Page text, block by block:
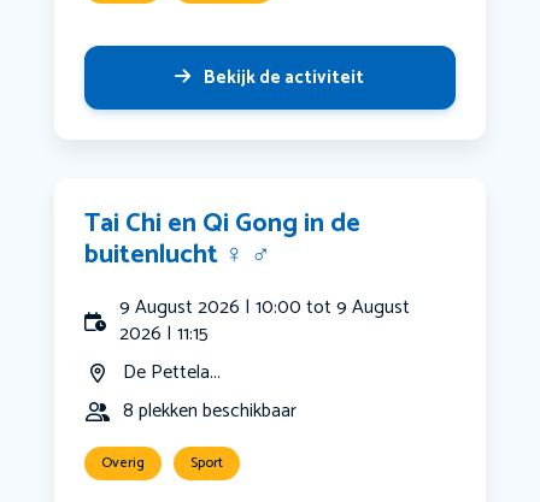
Bekijk de activiteit
Tai Chi en Qi Gong in de
buitenlucht ‍♀️ ‍♂️
9 August 2026 | 10:00 tot 9 August
2026 | 11:15
De Pettela...
8 plekken beschikbaar
Overig Sport